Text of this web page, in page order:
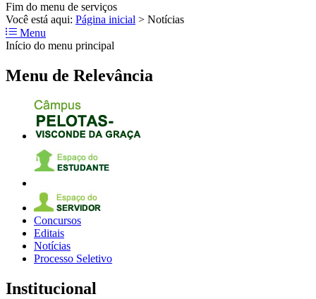
Fim do menu de serviços
Você está aqui: Página inicial > Notícias
Menu
Início do menu principal
Menu de Relevância
Concursos
Editais
Notícias
Processo Seletivo
Institucional